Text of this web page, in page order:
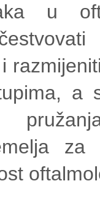
u
a